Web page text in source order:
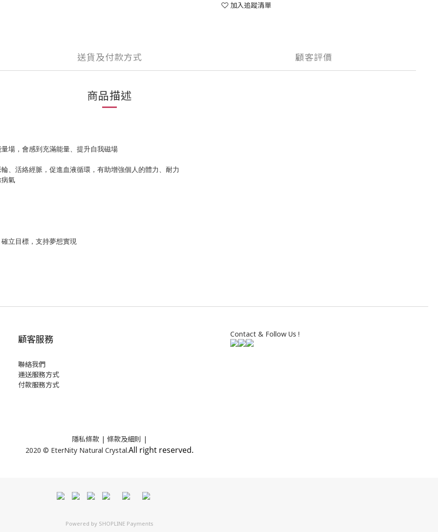
加入追蹤清單
送貨及付款方式 顧客評價
商品描述
場，會感到充滿能量、提升自我磁場
、活絡經脈，促進血液循環，有助增強個人的體力、耐力
病氣
立目標，支持夢想實現
顧客服務
聯絡我們
運送服務方式
付款服務方式
Contact & Follow Us !
隱私條款 | 條款及細則 |
2020 © EterNity Natural Crystal.All right reserved.
Powered by SHOPLINE Payments